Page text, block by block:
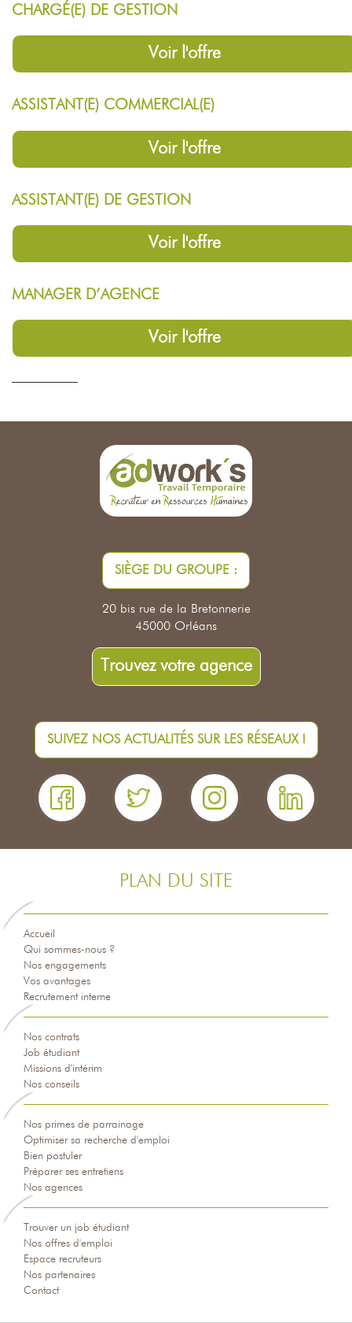
CHARGÉ(E) DE GESTION
Voir l'offre
ASSISTANT(E) COMMERCIAL(E)
Voir l'offre
ASSISTANT(E) DE GESTION
Voir l'offre
MANAGER D’AGENCE
Voir l'offre
SIÈGE DU GROUPE :
20 bis rue de la Bretonnerie
45000 Orléans
Trouvez votre agence
SUIVEZ NOS ACTUALITÉS SUR LES RÉSEAUX !
PLAN DU SITE
Accueil
Qui sommes-nous ?
Nos engagements
Vos avantages
Recrutement interne
Nos contrats
Job étudiant
Missions d'intérim
Nos conseils
Nos primes de parrainage
Optimiser sa recherche d'emploi
Bien postuler
Préparer ses entretiens
Nos agences
Trouver un job étudiant
Nos offres d'emploi
Espace recruteurs
Nos partenaires
Contact